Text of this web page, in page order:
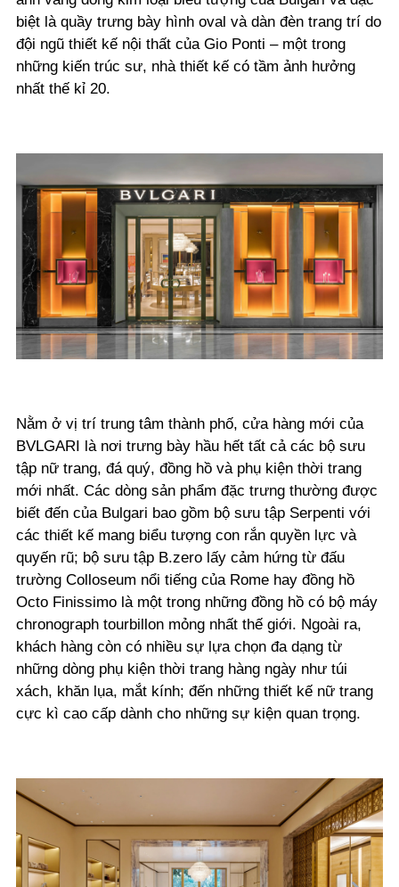
biệt là quầy trưng bày hình oval và dàn đèn trang trí do
đội ngũ thiết kế nội thất của Gio Ponti – một trong
những kiến trúc sư, nhà thiết kế có tầm ảnh hưởng
nhất thế kỉ 20.
Nằm ở vị trí trung tâm thành phố, cửa hàng mới của
BVLGARI là nơi trưng bày hầu hết tất cả các bộ sưu
tập nữ trang, đá quý, đồng hồ và phụ kiện thời trang
mới nhất. Các dòng sản phẩm đặc trưng thường được
biết đến của Bulgari bao gồm bộ sưu tập Serpenti với
các thiết kế mang biểu tượng con rắn quyền lực và
quyến rũ; bộ sưu tập B.zero lấy cảm hứng từ đấu
trường Colloseum nổi tiếng của Rome hay đồng hồ
Octo Finissimo là một trong những đồng hồ có bộ máy
chronograph tourbillon mỏng nhất thế giới. Ngoài ra,
khách hàng còn có nhiều sự lựa chọn đa dạng từ
những dòng phụ kiện thời trang hàng ngày như túi
xách, khăn lụa, mắt kính; đến những thiết kế nữ trang
cực kì cao cấp dành cho những sự kiện quan trọng.